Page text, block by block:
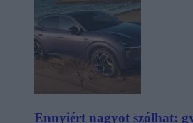
Ennyiért nagyot szólhat: